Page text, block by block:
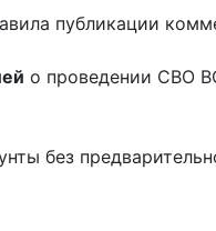
публикации
о проведении СВО
без